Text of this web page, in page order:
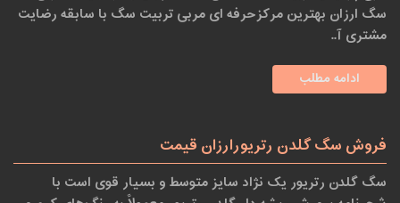
سگ ارزان بهترین مرکزحرفه ای مربی تربیت سگ با سابقه رضایت
مشتری آ..
ادامه مطلب
فروش سگ گلدن رتریورارزان قیمت
سگ گلدن رتریور یک نژاد سایز متوسط و بسیار قوی است با